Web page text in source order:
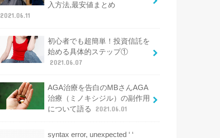
入方法,最安値まとめ
2021.06.11
初心者でも超簡単！投資信託を
始める具体的ステップ①
2021.06.07
AGA治療を告白のMBさんAGA
治療（ミノキシジル）の副作用
について語る
2021.06.01
syntax error, unexpected ‘ ‘